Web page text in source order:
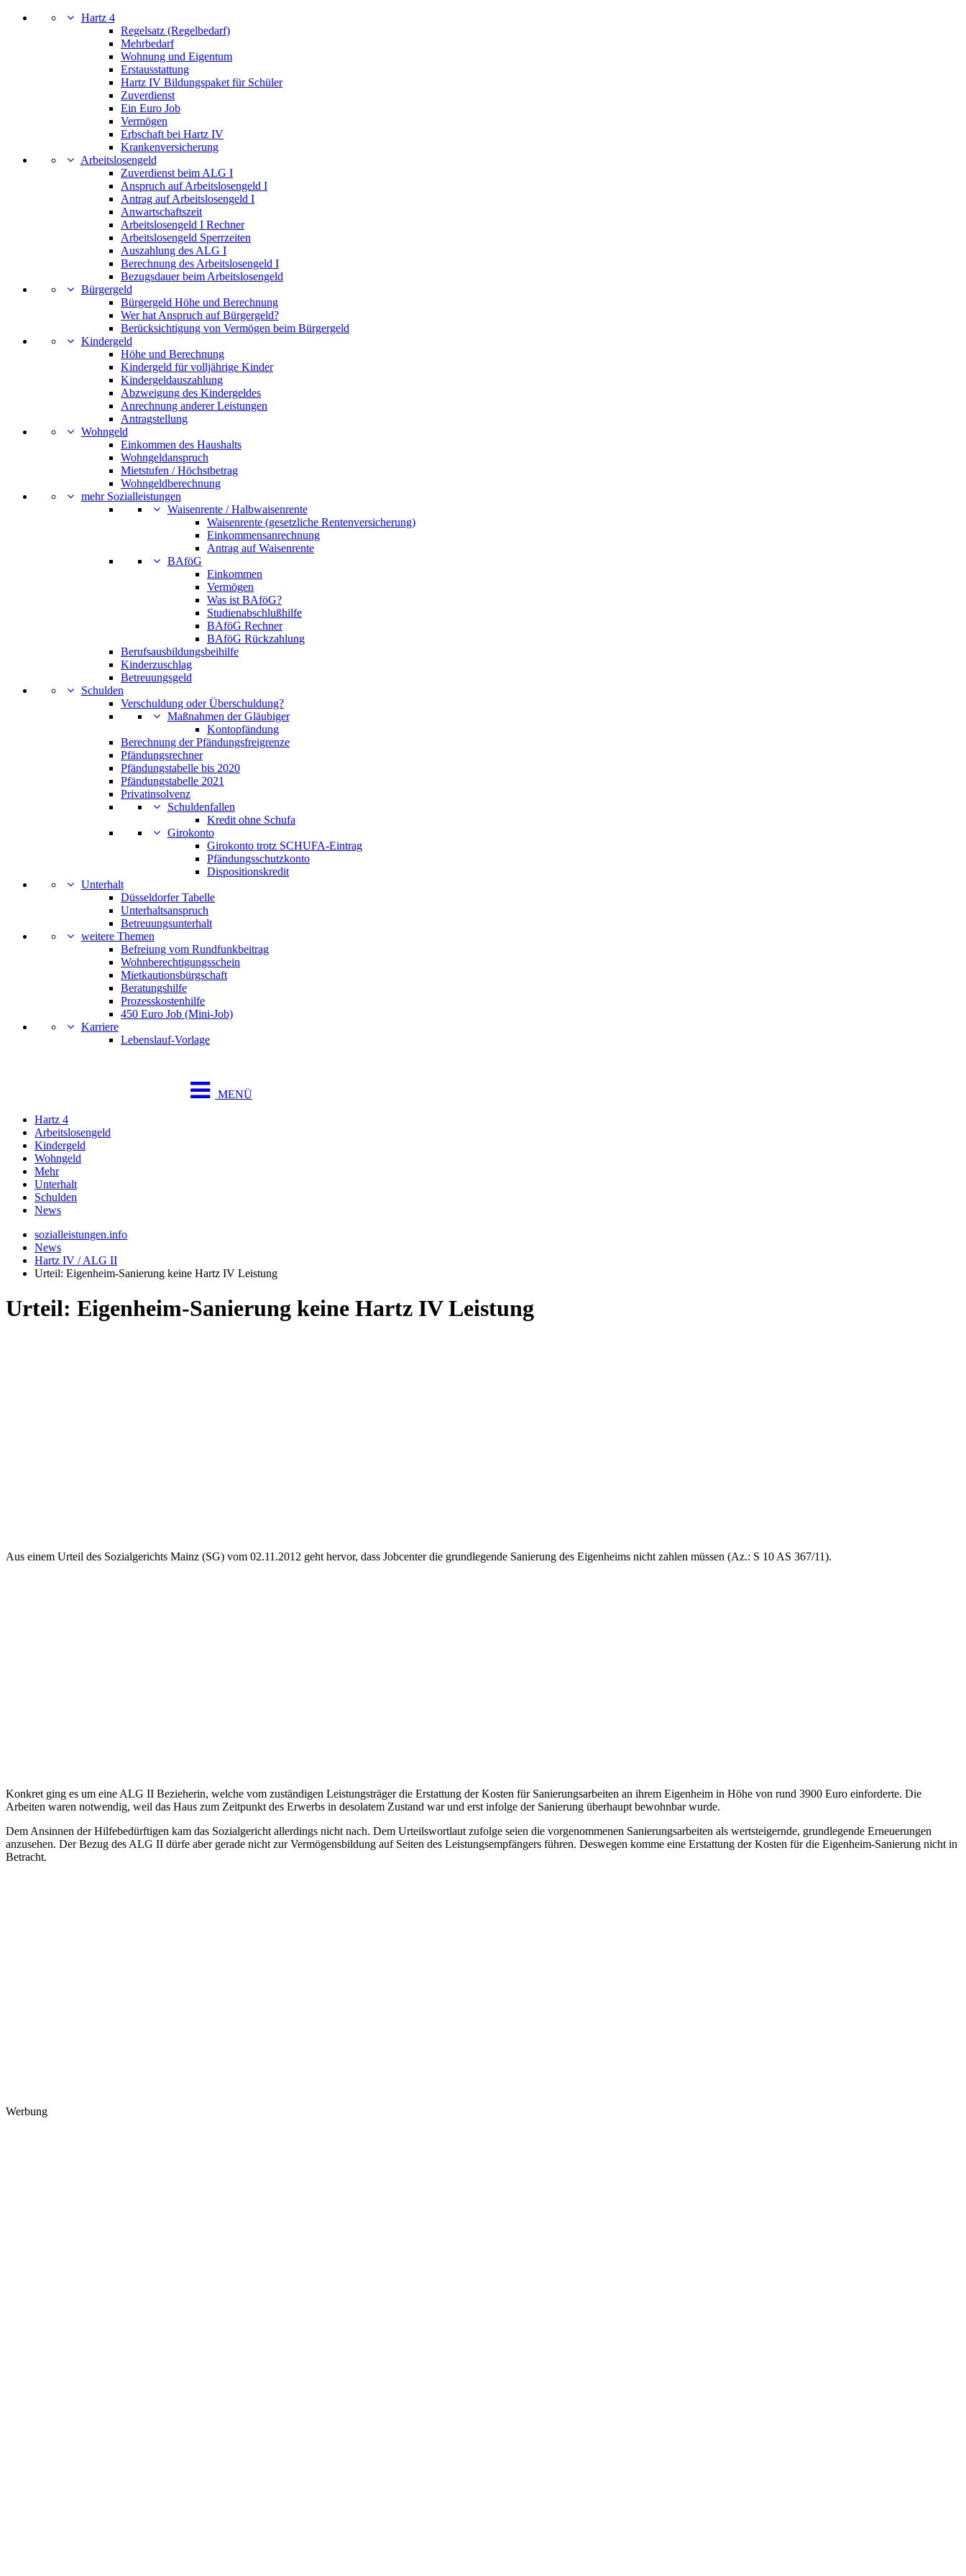
Hartz 4
Regelsatz (Regelbedarf)
Mehrbedarf
Wohnung und Eigentum
Erstausstattung
Hartz IV Bildungspaket für Schüler
Zuverdienst
Ein Euro Job
Vermögen
Erbschaft bei Hartz IV
Krankenversicherung
Arbeitslosengeld
Zuverdienst beim ALG I
Anspruch auf Arbeitslosengeld I
Antrag auf Arbeitslosengeld I
Anwartschaftszeit
Arbeitslosengeld I Rechner
Arbeitslosengeld Sperrzeiten
Auszahlung des ALG I
Berechnung des Arbeitslosengeld I
Bezugsdauer beim Arbeitslosengeld
Bürgergeld
Bürgergeld Höhe und Berechnung
Wer hat Anspruch auf Bürgergeld?
Berücksichtigung von Vermögen beim Bürgergeld
Kindergeld
Höhe und Berechnung
Kindergeld für volljährige Kinder
Kindergeldauszahlung
Abzweigung des Kindergeldes
Anrechnung anderer Leistungen
Antragstellung
Wohngeld
Einkommen des Haushalts
Wohngeldanspruch
Mietstufen / Höchstbetrag
Wohngeldberechnung
mehr Sozialleistungen
Waisenrente / Halbwaisenrente
Waisenrente (gesetzliche Rentenversicherung)
Einkommensanrechnung
Antrag auf Waisenrente
BAföG
Einkommen
Vermögen
Was ist BAföG?
Studienabschlußhilfe
BAföG Rechner
BAföG Rückzahlung
Berufsausbildungsbeihilfe
Kinderzuschlag
Betreuungsgeld
Schulden
Verschuldung oder Überschuldung?
Maßnahmen der Gläubiger
Kontopfändung
Berechnung der Pfändungsfreigrenze
Pfändungsrechner
Pfändungstabelle bis 2020
Pfändungstabelle 2021
Privatinsolvenz
Schuldenfallen
Kredit ohne Schufa
Girokonto
Girokonto trotz SCHUFA-Eintrag
Pfändungsschutzkonto
Dispositionskredit
Unterhalt
Düsseldorfer Tabelle
Unterhaltsanspruch
Betreuungsunterhalt
weitere Themen
Befreiung vom Rundfunkbeitrag
Wohnberechtigungsschein
Mietkautionsbürgschaft
Beratungshilfe
Prozesskostenhilfe
450 Euro Job (Mini-Job)
Karriere
Lebenslauf-Vorlage
MENÜ
Hartz 4
Arbeitslosengeld
Kindergeld
Wohngeld
Mehr
Unterhalt
Schulden
News
sozialleistungen.info
News
Hartz IV / ALG II
Urteil: Eigenheim-Sanierung keine Hartz IV Leistung
Urteil: Eigenheim-Sanierung keine Hartz IV Leistung
Aus einem Urteil des Sozialgerichts Mainz (SG) vom 02.11.2012 geht hervor, dass Jobcenter die grundlegende Sanierung des Eigenheims nicht zahlen müssen (Az.: S 10 AS 367/11).
Konkret ging es um eine ALG II Bezieherin, welche vom zuständigen Leistungsträger die Erstattung der Kosten für Sanierungsarbeiten an ihrem Eigenheim in Höhe von rund 3900 Euro einforderte. Die
Arbeiten waren notwendig, weil das Haus zum Zeitpunkt des Erwerbs in desolatem Zustand war und erst infolge der Sanierung überhaupt bewohnbar wurde.
Dem Ansinnen der Hilfebedürftigen kam das Sozialgericht allerdings nicht nach. Dem Urteilswortlaut zufolge seien die vorgenommenen Sanierungsarbeiten als wertsteigernde, grundlegende Erneuerungen
anzusehen. Der Bezug des ALG II dürfe aber gerade nicht zur Vermögensbildung auf Seiten des Leistungsempfängers führen. Deswegen komme eine Erstattung der Kosten für die Eigenheim-Sanierung nicht in
Betracht.
Werbung